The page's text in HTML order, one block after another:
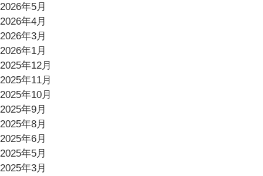
2026年5月
2026年4月
2026年3月
2026年1月
2025年12月
2025年11月
2025年10月
2025年9月
2025年8月
2025年6月
2025年5月
2025年3月